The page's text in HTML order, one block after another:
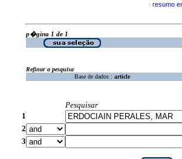
· resumo
p�gina 1 de 1
Refinar a pesquisa
Base de dados : article
Pesquisar
1
2
3